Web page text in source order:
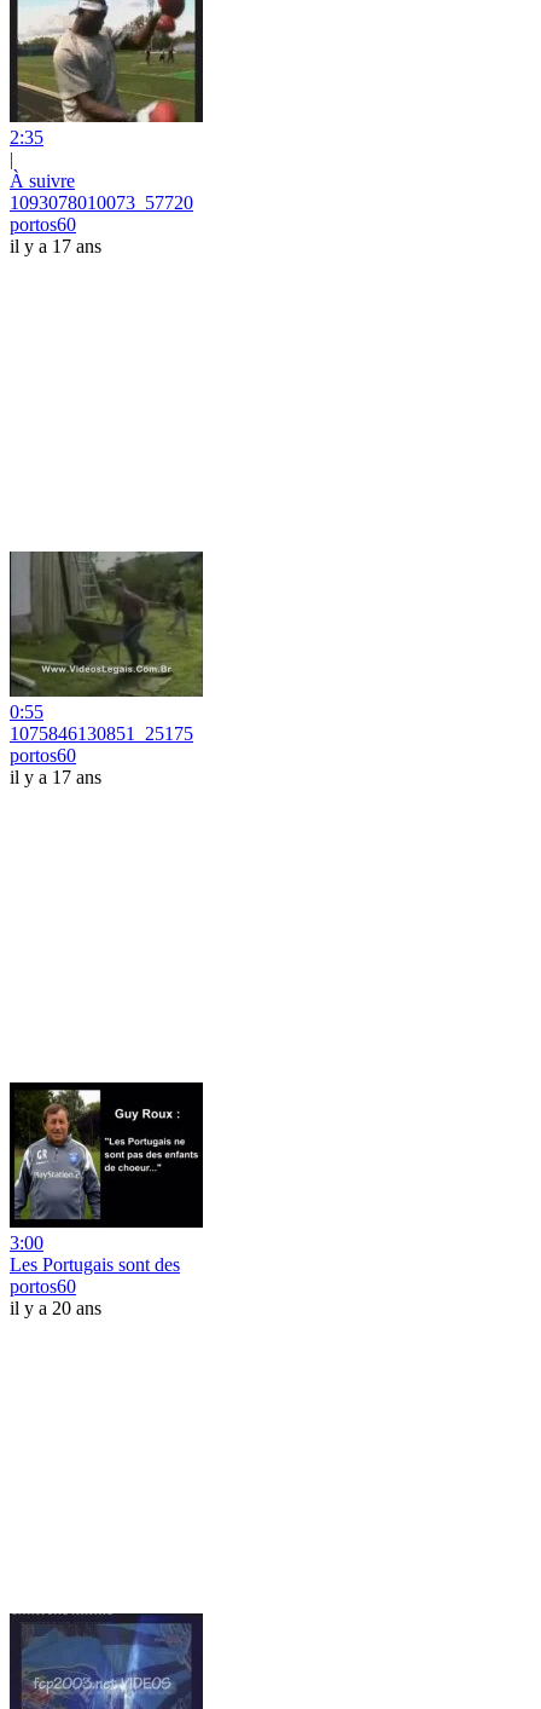
2:35
|
À suivre
1093078010073_57720
portos60
il y a 17 ans
0:55
1075846130851_25175
portos60
il y a 17 ans
3:00
Les Portugais sont des
portos60
il y a 20 ans